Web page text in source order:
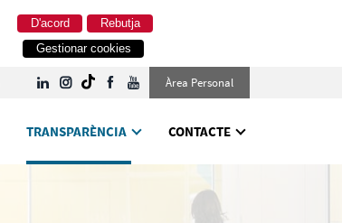
Rebutja
D'acord
Gestionar cookies
Àrea Personal
TRANSPARÈNCIA CONTACTE